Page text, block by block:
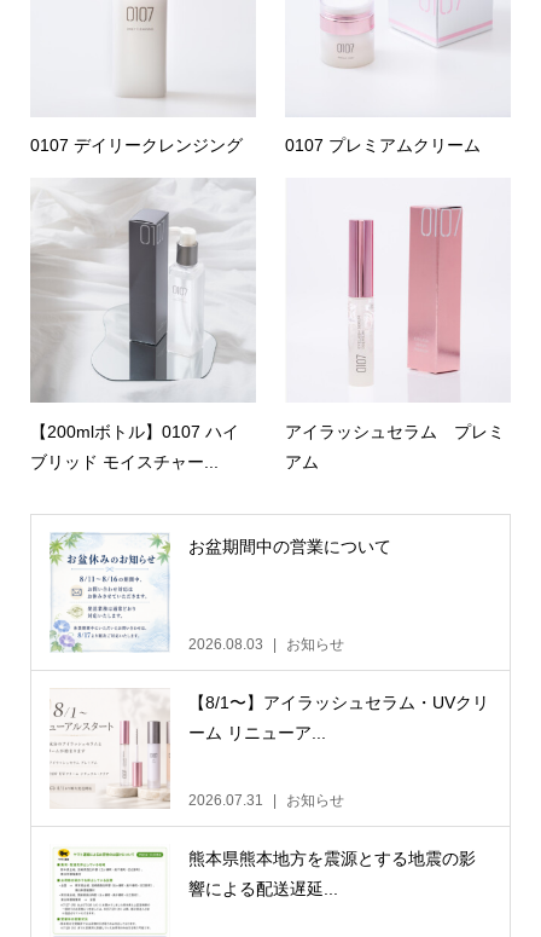
0107 デイリークレンジング 0107 プレミアムクリーム
【200mlボトル】0107 ハイ
ブリッド モイスチャー...
アイラッシュセラム プレミ
アム
お盆期間中の営業について
2026.08.03 お知らせ
【8/1〜】アイラッシュセラム・UVクリ
ーム リニューア...
2026.07.31 お知らせ
熊本県熊本地方を震源とする地震の影
響による配送遅延...